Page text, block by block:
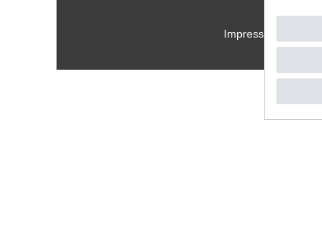
Impressum